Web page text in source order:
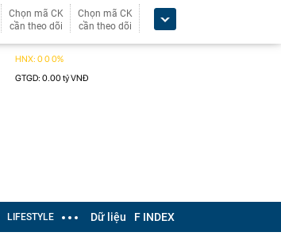
Chọn mã CK
cần theo dõi
Chọn mã CK
cần theo dõi
LIFESTYLE Dữ liệu F INDEX